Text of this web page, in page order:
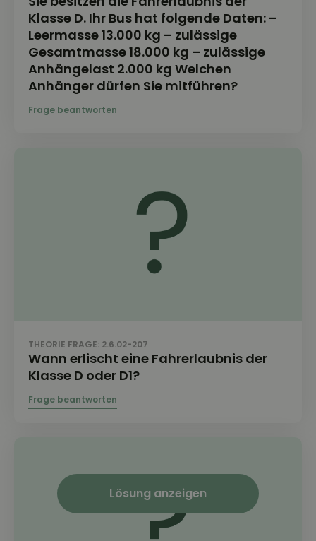
Lösung anzeigen
Klasse D. Ihr Bus hat folgende Daten: –
Leermasse 13.000 kg – zulässige
Gesamtmasse 18.000 kg – zulässige
Anhängelast 2.000 kg Welchen
Anhänger dürfen Sie mitführen?
THEORIE FRAGE: 2.6.02-207
Wann erlischt eine Fahrerlaubnis der
Klasse D oder D1?